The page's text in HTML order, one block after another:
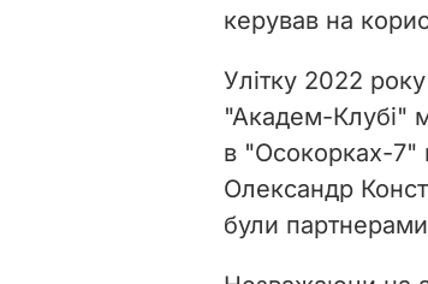
керував на
Улітку 2022
"Академ-Клубі"
в "Осокорках-7"
Олександр
були